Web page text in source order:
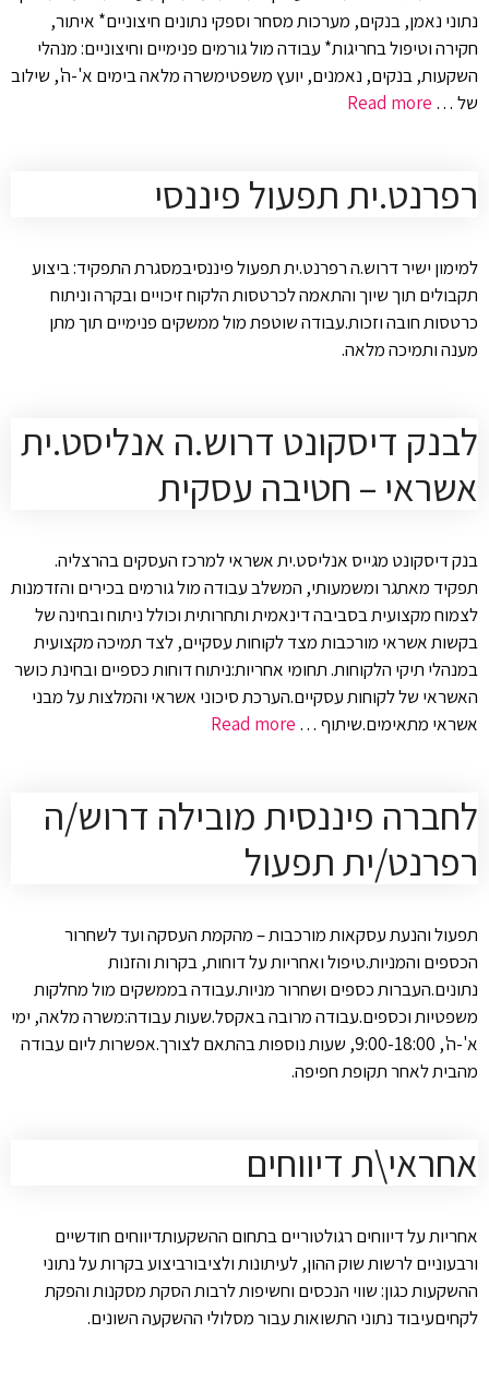
נתוני נאמן, בנקים, מערכות מסחר וספקי נתונים חיצוניים* איתור,
חקירה וטיפול בחריגות* עבודה מול גורמים פנימיים וחיצוניים: מנהלי
השקעות, בנקים, נאמנים, יועץ משפטימשרה מלאה בימים א'-ה', שילוב
של … Read more
רפרנט.ית תפעול פיננסי
למימון ישיר דרוש.ה רפרנט.ית תפעול פיננסיבמסגרת התפקיד: ביצוע
תקבולים תוך שיוך והתאמה לכרטסות הלקוח זיכויים ובקרה וניתוח
כרטסות חובה וזכות.עבודה שוטפת מול ממשקים פנימיים תוך מתן
מענה ותמיכה מלאה.
לבנק דיסקונט דרוש.ה אנליסט.ית
אשראי – חטיבה עסקית
בנק דיסקונט מגייס אנליסט.ית אשראי למרכז העסקים בהרצליה.
תפקיד מאתגר ומשמעותי, המשלב עבודה מול גורמים בכירים והזדמנות
לצמוח מקצועית בסביבה דינאמית ותחרותית וכולל ניתוח ובחינה של
בקשות אשראי מורכבות מצד לקוחות עסקיים, לצד תמיכה מקצועית
במנהלי תיקי הלקוחות. תחומי אחריות:ניתוח דוחות כספיים ובחינת כושר
האשראי של לקוחות עסקיים.הערכת סיכוני אשראי והמלצות על מבני
אשראי מתאימים.שיתוף … Read more
לחברה פיננסית מובילה דרוש/ה
רפרנט/ית תפעול
תפעול והנעת עסקאות מורכבות – מהקמת העסקה ועד לשחרור
הכספים והמניות.טיפול ואחריות על דוחות, בקרות והזנות
נתונים.העברות כספים ושחרור מניות.עבודה בממשקים מול מחלקות
משפטיות וכספים.עבודה מרובה באקסל.שעות עבודה:משרה מלאה, ימי
א'-ה', 9:00-18:00, שעות נוספות בהתאם לצורך.אפשרות ליום עבודה
מהבית לאחר תקופת חפיפה.
אחראי\ת דיווחים
אחריות על דיווחים רגולטוריים בתחום ההשקעותדיווחים חודשיים
ורבעוניים לרשות שוק ההון, לעיתונות ולציבורביצוע בקרות על נתוני
ההשקעות כגון: שווי הנכסים וחשיפות לרבות הסקת מסקנות והפקת
לקחיםעיבוד נתוני התשואות עבור מסלולי ההשקעה השונים.